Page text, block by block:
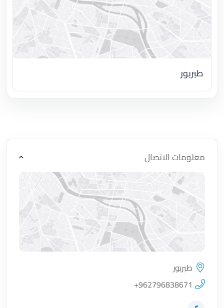
طبربور
معلومات الاتصال
اضغط لتحميل الموقع
طبربور
+962796838671